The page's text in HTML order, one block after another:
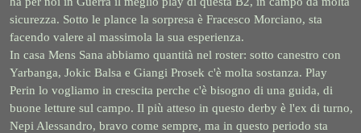
sicurezza. Sotto le plance la sorpresa è Fracesco Morciano, sta
facendo valere al massimola la sua esperienza.
In casa Mens Sana abbiamo quantità nel roster: sotto canestro con
Yarbanga, Jokic Balsa e Giangi Prosek c'è molta sostanza. Play
Perin lo vogliamo in crescita perche c'è bisogno di una guida, di
buone letture sul campo. Il più atteso in questo derby è l'ex di turno,
Nepi Alessandro, bravo come sempre, ma in questo periodo sta